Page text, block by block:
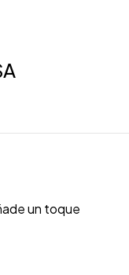
un toque